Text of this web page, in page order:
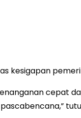
kesigapan
cepat